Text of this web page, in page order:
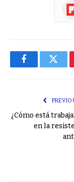
Facebook
¿Cómo está
en la